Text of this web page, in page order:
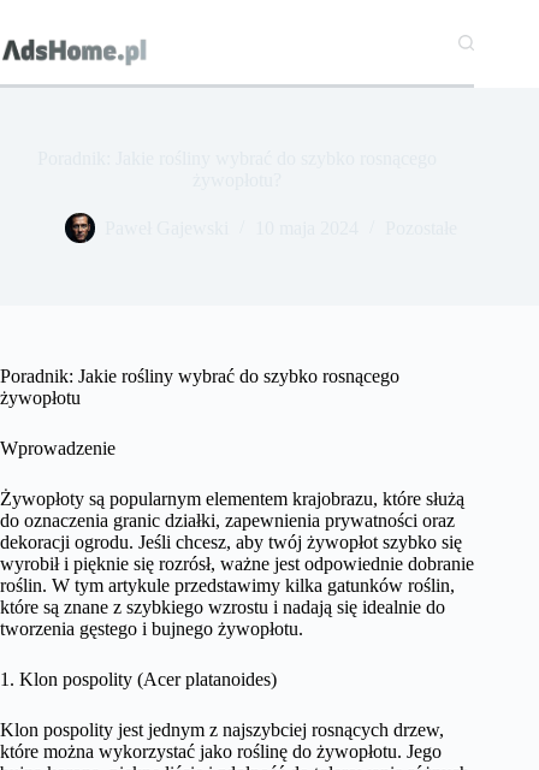
treści
Poradnik: Jakie rośliny wybrać do szybko rosnącego
żywopłotu
Wprowadzenie
Żywopłoty są popularnym elementem krajobrazu, które służą
do oznaczenia granic działki, zapewnienia prywatności oraz
dekoracji ogrodu. Jeśli chcesz, aby twój żywopłot szybko się
wyrobił i pięknie się rozrósł, ważne jest odpowiednie dobranie
roślin. W tym artykule przedstawimy kilka gatunków roślin,
które są znane z szybkiego wzrostu i nadają się idealnie do
tworzenia gęstego i bujnego żywopłotu.
1. Klon pospolity (Acer platanoides)
Klon pospolity jest jednym z najszybciej rosnących drzew,
które można wykorzystać jako roślinę do żywopłotu. Jego